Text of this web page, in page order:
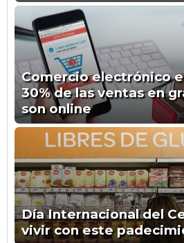
Comercio electrónico
30% de las ventas en
son online
Día Internacional del
vivir con este